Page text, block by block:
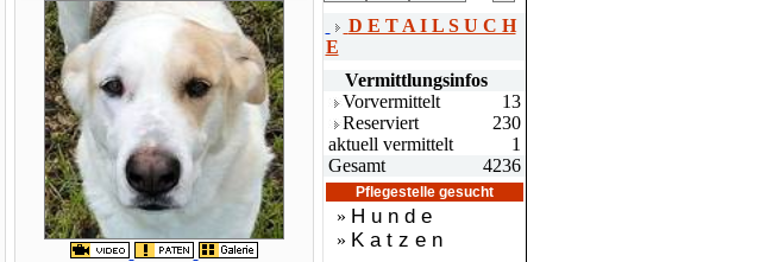
D E T A I L S U C H
E
Vermittlungsinfos
Vorvermittelt
13
Reserviert
230
aktuell vermittelt
1
Gesamt
4236
Pflegestelle gesucht
» H u n d e
» K a t z e n